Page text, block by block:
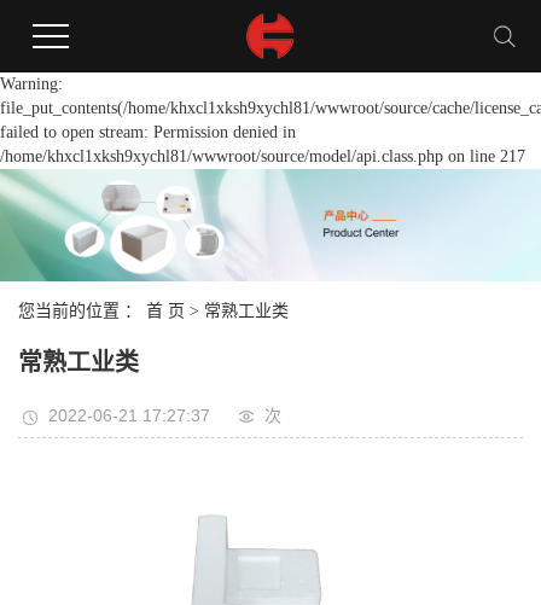
Warning:
file_put_contents(/home/khxcl1xksh9xychl81/wwwroot/source/cache/
failed to open stream: Permission denied in
/home/khxcl1xksh9xychl81/wwwroot/source/model/api.class.php on line 217
您当前的位置 ： 首 页 > 常熟工业类
常熟工业类
2022-06-21 17:27:37 次